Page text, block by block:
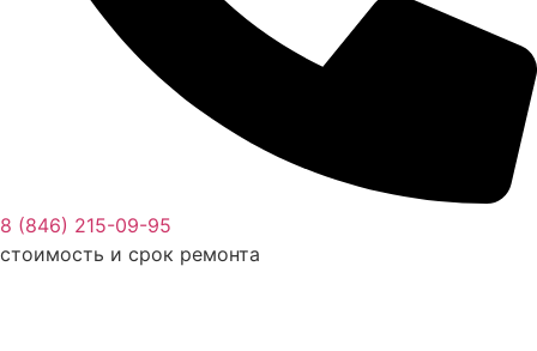
8 (846) 215-09-95
стоимость и срок ремонта